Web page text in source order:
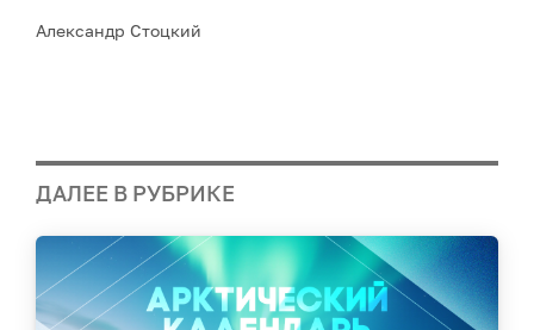
Александр Стоцкий
ДАЛЕЕ В РУБРИКЕ